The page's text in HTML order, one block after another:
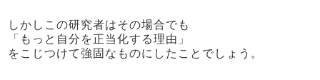
しかしこの研究者はその場合でも
「もっと自分を正当化する理由」
をこじつけて強固なものにしたことでしょう。